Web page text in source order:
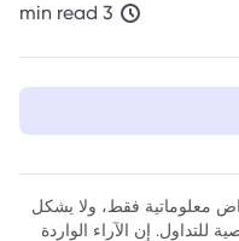
3 min read
معلوماتية فقط، ولا يشكل
للتداول. إن الآراء الواردة